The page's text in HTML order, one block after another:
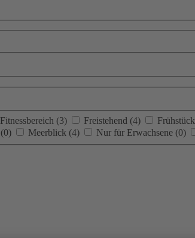
Fitnessbereich (3) Freistehend (4) Frühstück
(0) Meerblick (4) Nur für Erwachsene (0)